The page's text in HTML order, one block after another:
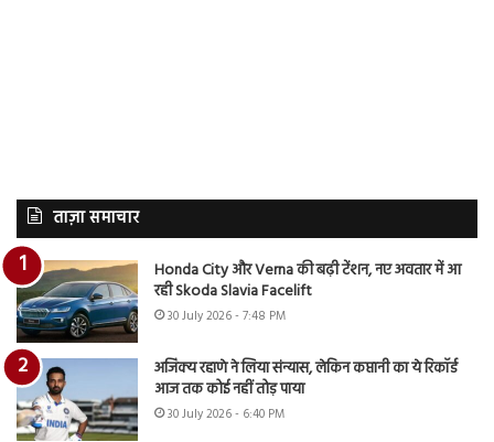
ताज़ा समाचार
Honda City और Verna की बढ़ी टेंशन, नए अवतार में आ
रही Skoda Slavia Facelift
30 July 2026 - 7:48 PM
अजिंक्य रहाणे ने लिया संन्यास, लेकिन कप्तानी का ये रिकॉर्ड
आज तक कोई नहीं तोड़ पाया
30 July 2026 - 6:40 PM